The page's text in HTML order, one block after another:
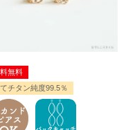
無料
チタン純度99.5％